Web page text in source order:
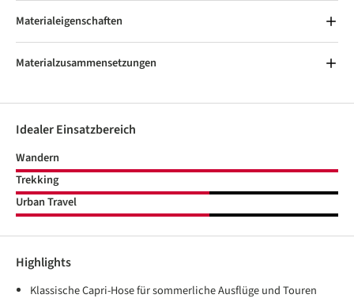
Materialeigenschaften
Materialzusammensetzungen
Idealer Einsatzbereich
Wandern
Trekking
Urban Travel
Highlights
Klassische Capri-Hose für sommerliche Ausflüge und Touren